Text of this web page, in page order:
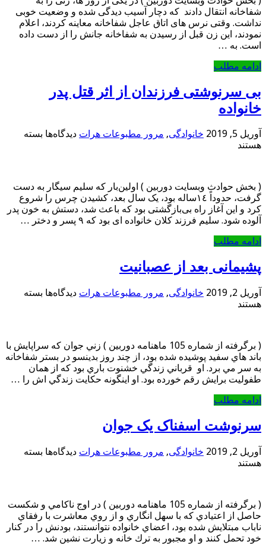
پایان
زندگی
یک
دختر
شفاخانه انتقال دادند که دچار آسیب ‌دیدگی شده و وضعیت خوبی
نداشت. وقتی نرس ‌های اتاق عاجل شفاخانه معاینه کردند، اعلام
نمودند، این زن قبل از رسیدن به شفاخانه جانش را از دست داده
‌است. به …
ادامه مطلب
بی سرنوشتی فرزندان از اثر قتل پدر
خانواده
آوریل 5, 2019 خانوادگی, مرور مطبوعات هرات دیدگاه‌ها برای
اثر
قتل
پدر
خانواده
بسته
هستند
( بخش حوادث وبسایت دوربین ) اولین‌‌بار که سلیم سیگار به ‌دست
گرفت، حدوداً ١٤ساله بود، یک سال بعد، کشیدن چرس را شروع
کرد و این آغاز راه بی‌بازگشتی بود که باعث شد، دستش به خون پدر
آلوده شود. سلیم فرزند کلان خانواده ای بود که ٩ پسر و دختر …
ادامه مطلب
پشیمانی بعد از عصبانیت
آوریل 2, 2019 خانوادگی, مرور مطبوعات هرات دیدگاه‌ها برای
بسته
هستند
( برگرفته از شماره 105 ماهنامه دوربین ) زني جوان كه سراپايش با
باند هاي سفيد پوشيده شده بود، از چند روز بدينسو در بستر شفاخانه
به سر مي برد. او قرباني زندگي خشنوت باري بود كه از همان
طفوليت برايش رقم خورده بود. او اينگونه حكايت زندگي اش را …
ادامه مطلب
سرنوشت اسفناک یک جوان
آوریل 2, 2019 خانوادگی, مرور مطبوعات هرات دیدگاه‌ها برای
بسته
هستند
( برگرفته از شماره 105 ماهنامه دوربین ) در اوج ناكامي و شكست
حاصل از اعتيادي كه با سهل انگاري و از روي معاشرت با رفقاي
ناباب مبتلايش شده بود، اعضاي خانواده نتوانستند، بودنش را در كنار
خود تحمل كنند و او مجبور به ترك خانه و زيارت نشين شد. …